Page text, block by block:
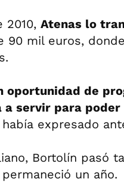
2010, Atenas lo
90 mil euros,
oportunidad de
a servir para
había expresado
Bortolín pasó
un año.